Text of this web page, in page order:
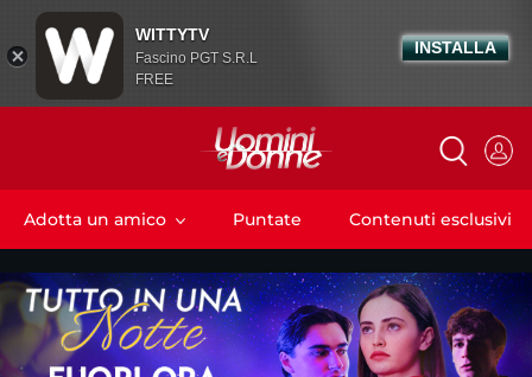
Adotta un amico Puntate Contenuti esclusivi
WITTYTV
Fascino PGT S.R.L
FREE
INSTALLA